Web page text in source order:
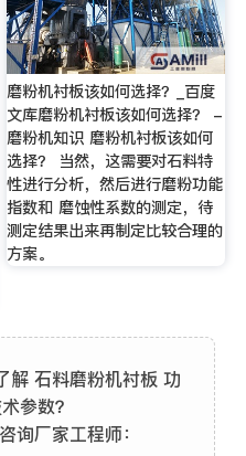
磨粉机衬板该如何选择？_百度
文库磨粉机衬板该如何选择？ -
磨粉机知识 磨粉机衬板该如何
选择？ 当然，这需要对石料特
性进行分析，然后进行磨粉功能
指数和 磨蚀性系数的测定，待
测定结果出来再制定比较合理的
方案。
解 石料磨粉机衬板 功
参数？
询厂家工程师：